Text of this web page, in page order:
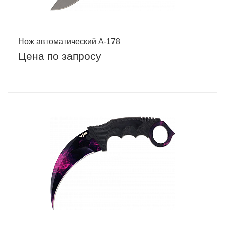
Нож автоматический A-178
Цена по запросу